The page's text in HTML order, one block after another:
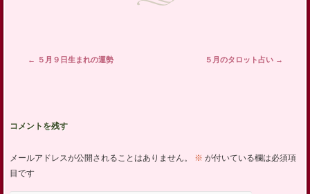
投稿ナビゲーション
← ５月９日生まれの運勢 ５月のタロット占い →
コメントを残す
メールアドレスが公開されることはありません。 ※ が付いている欄は必須項
目です